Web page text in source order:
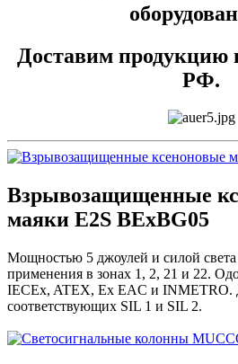
Доставим продукцию
РФ.
Взрывозащищенные
маяки E2S BExBG05
Мощностью 5 джоулей и силой света
применения в зонах 1, 2, 21 и 22.
IECEx, ATEX, Ex EAC и INMETRO.
соответствующих SIL 1 и SIL 2.